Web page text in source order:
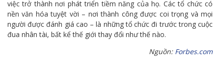
việc trở thành nơi phát triển tiềm năng của họ. Các tổ chức có
nền văn hóa tuyệt vời – nơi thành công được coi trọng và mọi
người được đánh giá cao – là những tổ chức đi trước trong cuộc
đua nhân tài, bất kể thế giới thay đổi như thế nào.
Nguồn: Forbes.com